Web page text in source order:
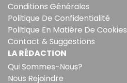
Conditions Générales
Politique De Confidentialité
Politique En Matière De Cookies
Contact & Suggestions
LA RÉDACTION
Qui Sommes-Nous?
Nous Rejoindre